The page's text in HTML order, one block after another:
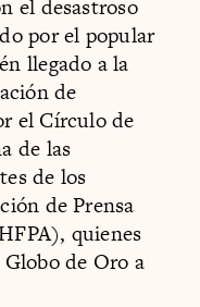
el desastroso
por el popular
llegado a la
de
el Círculo de
de las
de los
de Prensa
quienes
de Oro a